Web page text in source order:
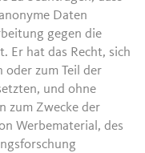
Daten
gegen die
Er hat das Recht, sich
zum Teil der
und ohne
zum Zwecke der
Werbematerial, des